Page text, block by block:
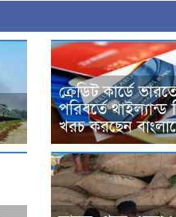
ক্রেডিট কার্ডে
পরিবর্তে থাইল্যান্ড
খরচ করছেন